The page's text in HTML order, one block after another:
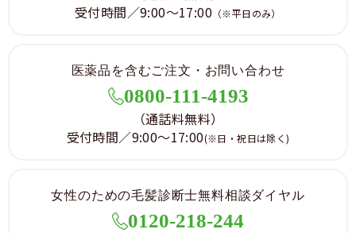
受付時間／9:00～17:00 （※平日のみ）
医薬品を含むご注文・お問い合わせ
0800-111-4193
（通話料無料）
受付時間／9:00～17:00(※日・祝日は除く)
女性のための毛髪診断士無料相談ダイヤル
0120-218-244